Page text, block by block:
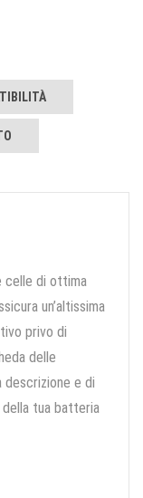
celle di ottima
un’altissima
privo di
delle
e di
tua batteria